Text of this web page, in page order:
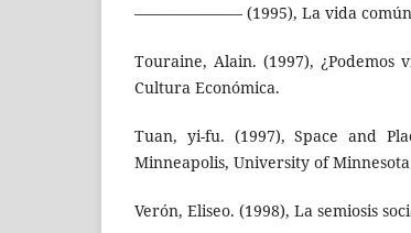
——————— (1995), La vida común,
Touraine, Alain. (1997), ¿Podemos
Cultura Económica.
Tuan, yi-fu. (1997), Space and
Minneapolis, University of Minnesota
Verón, Eliseo. (1998), La semiosis